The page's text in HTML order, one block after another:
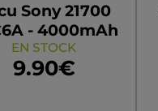
Sony 21700
- 4000mAh
EN STOCK
9.90€